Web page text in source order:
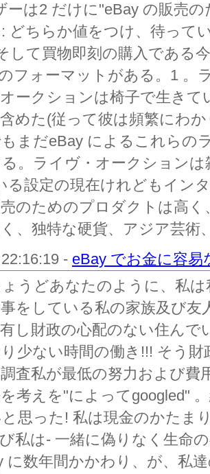
ーは2 だけに"eBay の販売
どちらか値をつけ、待って
して買物即刻の購入である
フォーマットがある。1 。
ークションは椅子で生き
めた(従って彼は頻繁にわ
まだeBay によるこれらの
。ライヴ・オークション
る設定の現在けれどもイン
のためのプロダクトは高
、独特な硬貨、アジア芸術
- eBay でお金に容
うどあなたのように、私
をしている私の家族及び
し財政の心配のない住ん
少ない時間の働き!!! そう
査私が最低の努力および費
考えを"によってgoogled"
思った! 私は現金のかたま
私は- 一緒に偽りなく生命
に数年間かかわり、が、私